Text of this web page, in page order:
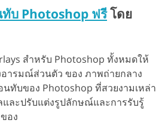
บ Photoshop ฟรีโดย
สำหรับ Photoshop ทั้งหมดให้
ารมณ์ส่วนตัว ของ ภาพถ่ายกลาง
ทับของ Photoshop ที่สวยงามเหล่า
ละปรับแต่งรูปลักษณ์และการรับรู้
อง